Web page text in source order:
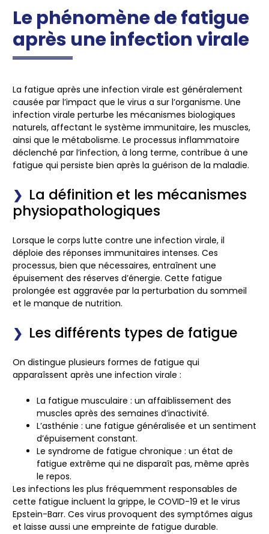
Le phénomène de fatigue
après une infection virale
La fatigue après une infection virale est généralement
causée par l’impact que le virus a sur l’organisme. Une
infection virale perturbe les mécanismes biologiques
naturels, affectant le système immunitaire, les muscles,
ainsi que le métabolisme. Le processus inflammatoire
déclenché par l’infection, à long terme, contribue à une
fatigue qui persiste bien après la guérison de la maladie.
La définition et les mécanismes
physiopathologiques
Lorsque le corps lutte contre une infection virale, il
déploie des réponses immunitaires intenses. Ces
processus, bien que nécessaires, entraînent une
épuisement des réserves d’énergie. Cette fatigue
prolongée est aggravée par la perturbation du sommeil
et le manque de nutrition.
Les différents types de fatigue
On distingue plusieurs formes de fatigue qui
apparaîssent après une infection virale :
La fatigue musculaire : un affaiblissement des
muscles après des semaines d’inactivité.
L’asthénie : une fatigue généralisée et un sentiment
d’épuisement constant.
Le syndrome de fatigue chronique : un état de
fatigue extrême qui ne disparaît pas, même après
le repos.
Les infections les plus fréquemment responsables de
cette fatigue incluent la grippe, le COVID-19 et le virus
Epstein-Barr. Ces virus provoquent des symptômes aigus
et laisse aussi une empreinte de fatigue durable.